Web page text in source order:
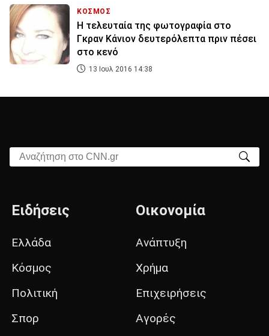
ΚΟΣΜΟΣ
Η τελευταία της φωτογραφία στο
Γκραν Κάνιον δευτερόλεπτα πριν πέσει
στο κενό
13 Ιουλ 2016 14:38
Αναζήτηση στο CNN.gr
Ειδήσεις
Ελλάδα
Κόσμος
Πολιτική
Σπορ
Οικονομία
Ανάπτυξη
Χρήμα
Επιχειρήσεις
Αγορές